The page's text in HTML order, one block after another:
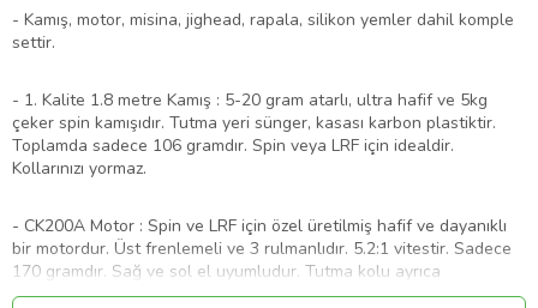
- Kamış, motor, misina, jighead, rapala, silikon yemler dahil komple
settir.
- 1. Kalite 1.8 metre Kamış : 5-20 gram atarlı, ultra hafif ve 5kg
çeker spin kamışıdır. Tutma yeri sünger, kasası karbon plastiktir.
Toplamda sadece 106 gramdır. Spin veya LRF için idealdir.
Kollarınızı yormaz.
- CK200A Motor : Spin ve LRF için özel üretilmiş hafif ve dayanıklı
bir motordur. Üst frenlemeli ve 3 rulmanlıdır. 5.2:1 vitestir. Sadece
170 gramdır. Sağ ve sol el uyumludur. Tutma kolu ayrıca
katlanabilmektedir.